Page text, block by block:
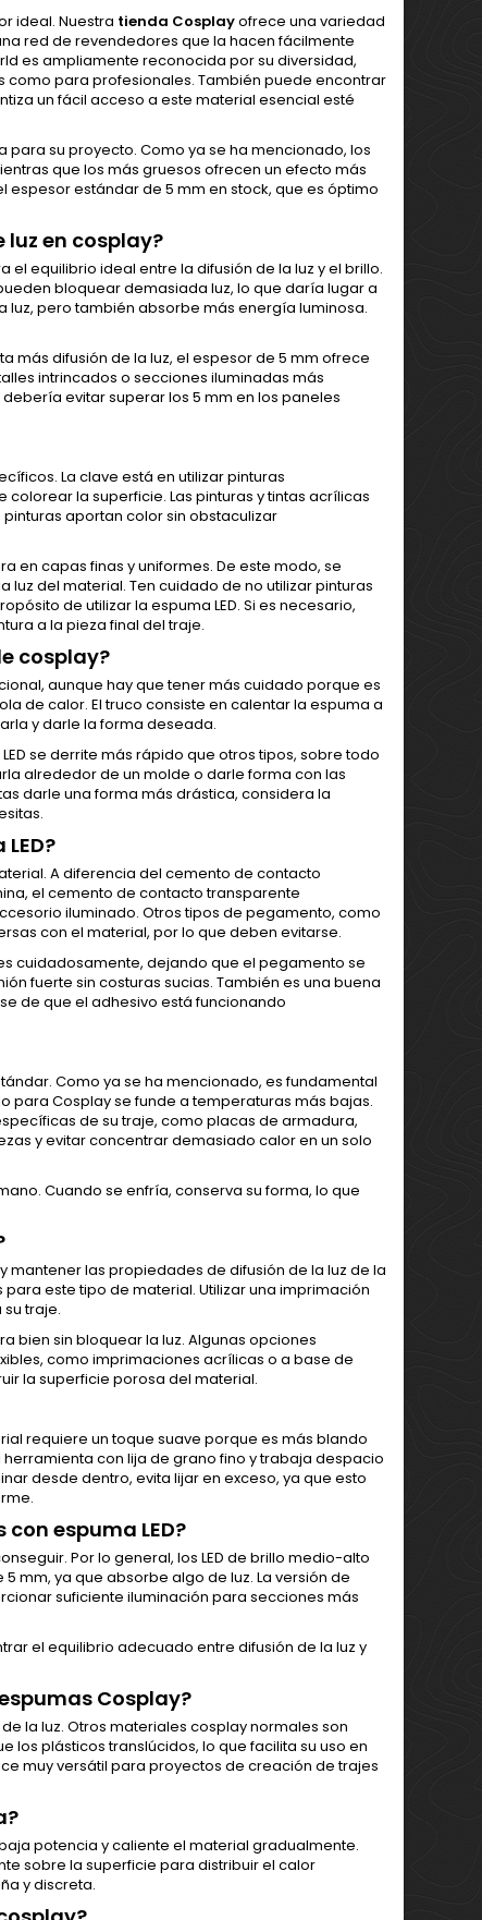
ideal. Nuestra tienda Cosplayofrece una variedad
red de revendedores que la hacen fácilmente
es ampliamente reconocida por su diversidad,
para profesionales. También puede encontrar
un fácil acceso a este material esencial esté
su proyecto. Como ya se ha mencionado, los
que los más gruesos ofrecen un efecto más
estándar de 5 mm en stock, que es óptimo
luz en cosplay?
equilibrio ideal entre la difusión de la luz y el brillo.
bloquear demasiada luz, lo que daría lugar a
luz, pero también absorbe más energía luminosa.
más difusión de la luz, el espesor de 5 mm ofrece
intrincados o secciones iluminadas más
evitar superar los 5 mm en los paneles
La clave está en utilizar pinturas
la superficie. Las pinturas y tintas acrílicas
aportan color sin obstaculizar
en capas finas y uniformes. De este modo, se
del material. Ten cuidado de no utilizar pinturas
de utilizar la espuma LED. Si es necesario,
a la pieza final del traje.
cosplay?
aunque hay que tener más cuidado porque es
de calor. El truco consiste en calentar la espuma a
y darle la forma deseada.
se derrite más rápido que otros tipos, sobre todo
alrededor de un molde o darle forma con las
darle una forma más drástica, considera la
A diferencia del cemento de contacto
el cemento de contacto transparente
iluminado. Otros tipos de pegamento, como
con el material, por lo que deben evitarse.
cuidadosamente, dejando que el pegamento se
fuerte sin costuras sucias. También es una buena
de que el adhesivo está funcionando
Como ya se ha mencionado, es fundamental
para Cosplay se funde a temperaturas más bajas.
de su traje, como placas de armadura,
y evitar concentrar demasiado calor en un solo
Cuando se enfría, conserva su forma, lo que
las propiedades de difusión de la luz de la
este tipo de material. Utilizar una imprimación
traje.
bien sin bloquear la luz. Algunas opciones
como imprimaciones acrílicas o a base de
la superficie porosa del material.
requiere un toque suave porque es más blando
con lija de grano fino y trabaja despacio
desde dentro, evita lijar en exceso, ya que esto
espuma LED?
Por lo general, los LED de brillo medio-alto
mm, ya que absorbe algo de luz. La versión de
suficiente iluminación para secciones más
el equilibrio adecuado entre difusión de la luz y
Cosplay?
la luz. Otros materiales cosplay normales son
los plásticos translúcidos, lo que facilita su uso en
muy versátil para proyectos de creación de trajes
potencia y caliente el material gradualmente.
sobre la superficie para distribuir el calor
y discreta.